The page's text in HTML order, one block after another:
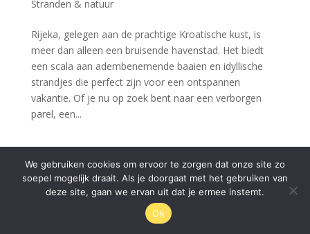
Stranden & natuur
Rijeka, gelegen aan de prachtige Kroatische kust, is
meer dan alleen een bruisende havenstad. Het biedt
een scala aan adembenemende baaien en idyllische
strandjes die perfect zijn voor een ontspannen
vakantie. Of je nu op zoek bent naar een verborgen
parel, een...
© Rijeka.nl 2026
We gebruiken cookies om ervoor te zorgen dat onze site zo
soepel mogelijk draait. Als je doorgaat met het gebruiken van
deze site, gaan we ervan uit dat je ermee instemt.
Ok